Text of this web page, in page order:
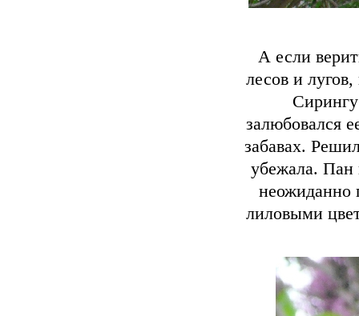
А если
лесов и
залюбовался
забавах.
убежала. Пан
неожиданно
лиловыми